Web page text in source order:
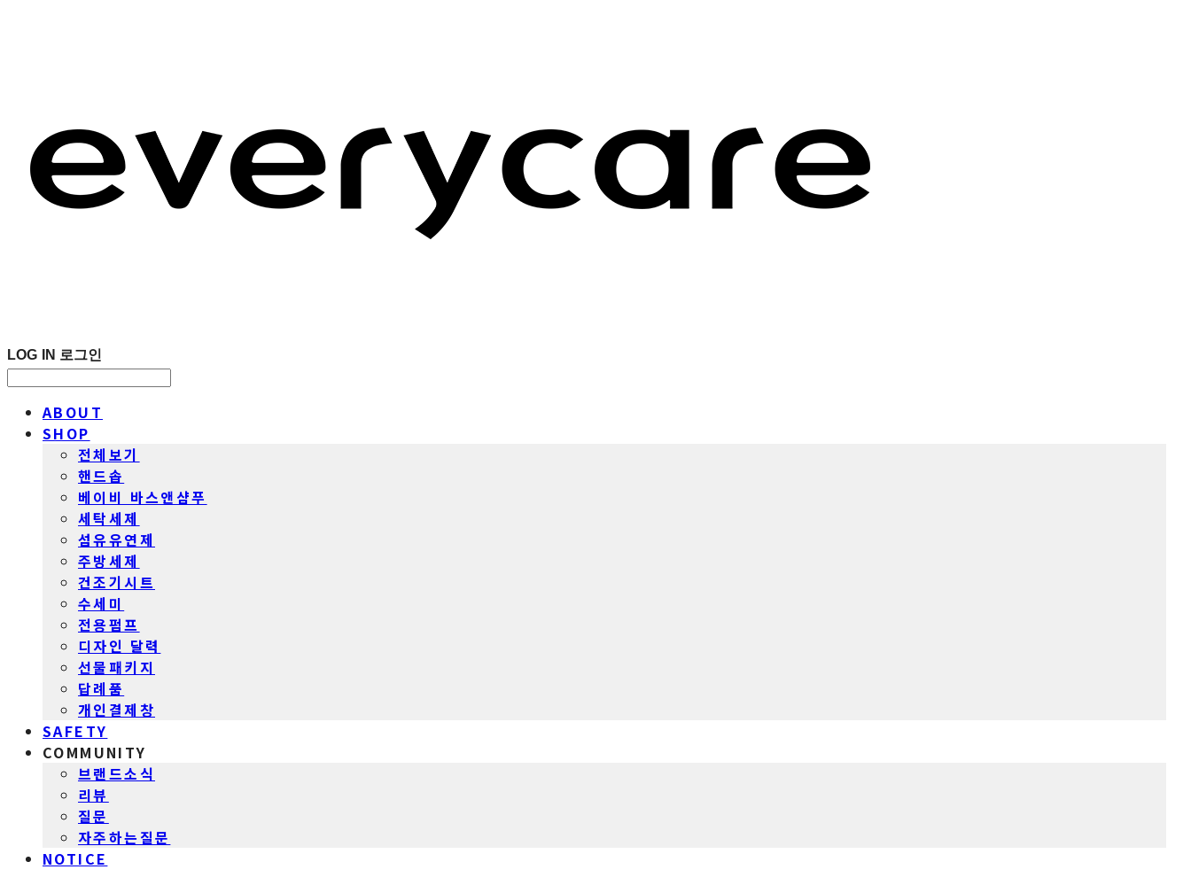
LOG IN 로그인
ABOUT
SHOP
전체보기
핸드솝
베이비 바스앤샴푸
세탁세제
섬유유연제
주방세제
건조기시트
수세미
전용펌프
디자인 달력
선물패키지
답례품
개인결제창
SAFETY
COMMUNITY
브랜드소식
리뷰
질문
자주하는질문
NOTICE